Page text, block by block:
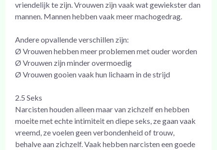
vriendelijk te zijn. Vrouwen zijn vaak wat gewiekster dan
mannen. Mannen hebben vaak meer machogedrag.
Andere opvallende verschillen zijn:
Ø Vrouwen hebben meer problemen met ouder worden
Ø Vrouwen zijn minder overmoedig
Ø Vrouwen gooien vaak hun lichaam in de strijd
2.5 Seks
Narcisten houden alleen maar van zichzelf en hebben
moeite met echte intimiteit en diepe seks, ze gaan vaak
vreemd, ze voelen geen verbondenheid of trouw,
behalve aan zichzelf. Vaak hebben narcisten een goede